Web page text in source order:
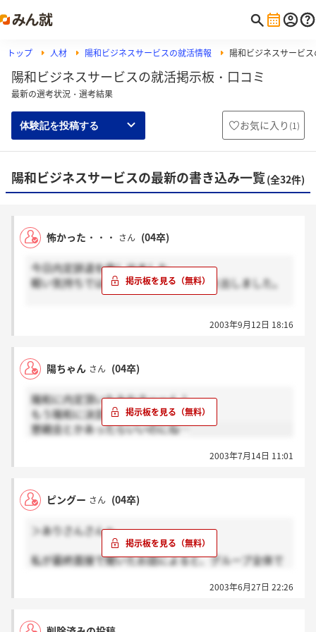
トップ 人材 陽和ビジネスサービスの就活情報 陽和ビジネスサービ
陽和ビジネスサービスの就活掲示板・口コミ
最新の選考状況・選考結果
体験記を投稿する お気に入り (1)
陽和ビジネスサービスの最新の書き込み一覧(全32件)
怖かった・・・ さん (04卒)
今日内定辞退を申し出ました。
軽い気持ちではなく悩んで悩んで結論を出しました。
い目に辞退を申し出ました。
辞退という向こうの方の期待を裏切るひどいことをし
ているのだから仕方がないのですが
かなり落ち込みます。
2003年9月12日 18:16
陽ちゃん さん (04卒)
陽和に内定頂いたみなさーーん！
もう陽和に決定してるんでしょうか？
懇親会とかあったらいいのにね…
2003年7月14日 11:01
ピングー さん (04卒)
＞ありさんさんへ
私が最終面接で聞いたお話によると、グループ全体で
私の大学にも学内選考の採用が来てましたが、短大専
そのことに関しては分からないです～ごめんなさい！
2003年6月27日 22:26